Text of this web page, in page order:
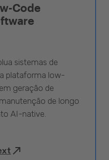
Code
sistemas de
plataforma low-
geração de
de longo
AI-native.